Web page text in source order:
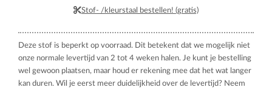
Stof- /kleurstaal bestellen! (gratis)
Deze stof is beperkt op voorraad. Dit betekent dat we mogelijk niet
onze normale levertijd van 2 tot 4 weken halen. Je kunt je bestelling
wel gewoon plaatsen, maar houd er rekening mee dat het wat langer
kan duren. Wil je eerst meer duidelijkheid over de levertijd? Neem